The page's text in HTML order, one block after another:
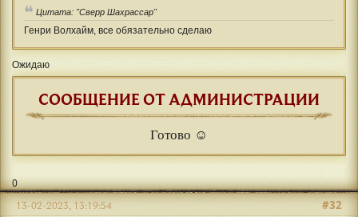
Цитата: "Сверр Шахрассар"
Генри Волхайм, все обязательно сделаю
Ожидаю
СООБЩЕНИЕ ОТ АДМИНИСТРАЦИИ
Готово ☺
0
#32
13-02-2023, 13:19:54